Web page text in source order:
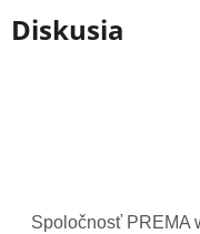
Diskusia
Spoločnosť PREMA